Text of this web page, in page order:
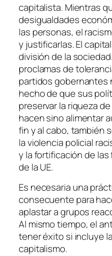
capitalista. Mientras
desigualdades
las personas, el
y justificarlas. El
división de la
proclamas de
partidos gobernantes
hecho de que sus
preservar la riqueza
hacen sino alimentar
fin y al cabo, también
la violencia policial
y la fortificación de
de la UE.
Es necesaria una
consecuente para
aplastar a grupos
Al mismo tiempo, el
tener éxito si incluye
capitalismo.